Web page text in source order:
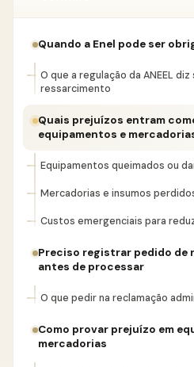
Quando a Enel pode ser
O que a regulação da ANEEL
ressarcimento
Quais prejuízos entram
equipamentos e
Equipamentos queimados ou
Mercadorias e insumos
Custos emergenciais para
Preciso registrar pedido de
antes de processar
O que pedir na reclamação
Como provar prejuízo em
mercadorias